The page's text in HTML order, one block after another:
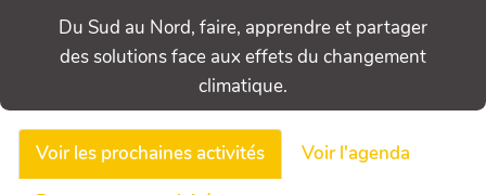
Du Sud au Nord, faire, apprendre et partager
des solutions face aux effets du changement
climatique.
Voir les prochaines activités
Voir l'agenda